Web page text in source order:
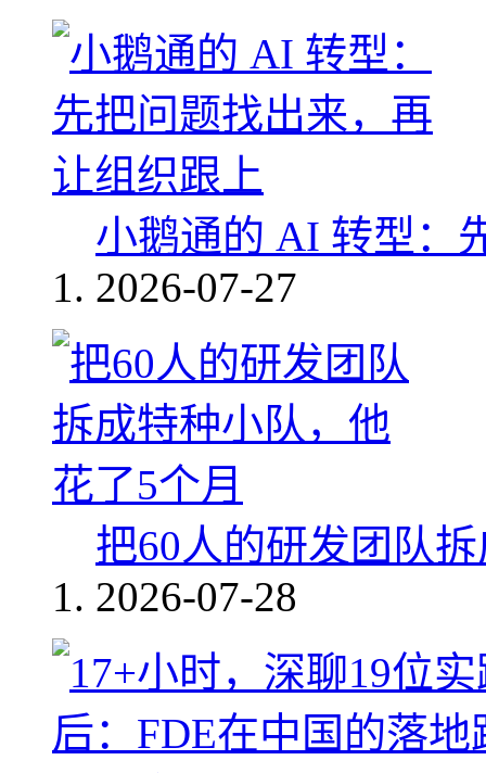
小鹅通的 AI 转型：
2026-07-27
把60人的研发团队
2026-07-28